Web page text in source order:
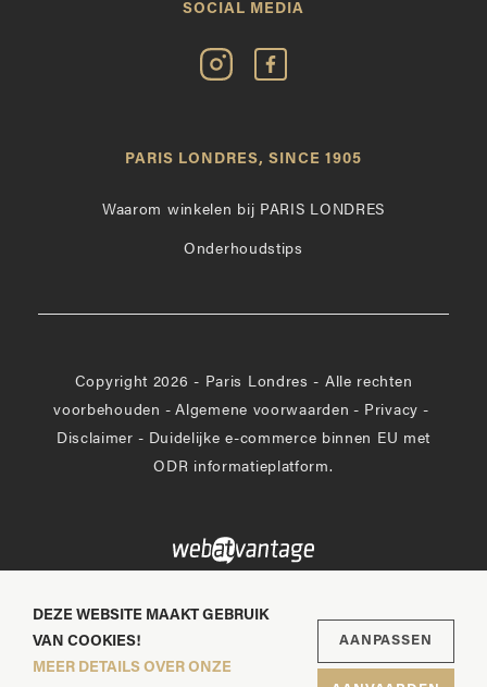
SOCIAL MEDIA
Volg
Paris
Instagram
Vind
op
PARIS LONDRES, SINCE 1905
Waarom winkelen bij PARIS LONDRES
Onderhoudstips
Copyright 2026 - Paris Londres - Alle rechten
voorbehouden - Algemene voorwaarden - Privacy -
Disclaimer - Duidelijke e-commerce binnen EU met
ODR informatieplatform.
DEZE WEBSITE MAAKT GEBRUIK
VAN COOKIES!
MEER DETAILS OVER ONZE
AANPASSEN